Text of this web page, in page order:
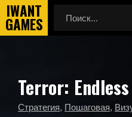
Главная
Календарь выхода игр
Terror:
Стратегия, Пошаговая,